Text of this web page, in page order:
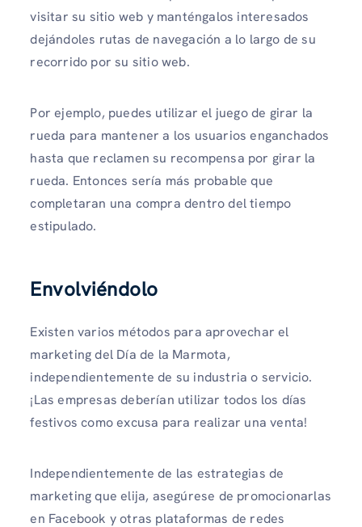
visitar su sitio web y manténgalos interesados ​​
dejándoles rutas de navegación a lo largo de su
recorrido por su sitio web.
Por ejemplo, puedes utilizar el juego de girar la
rueda para mantener a los usuarios enganchados
hasta que reclamen su recompensa por girar la
rueda. Entonces sería más probable que
completaran una compra dentro del tiempo
estipulado.
Envolviéndolo
Existen varios métodos para aprovechar el
marketing del Día de la Marmota,
independientemente de su industria o servicio.
¡Las empresas deberían utilizar todos los días
festivos como excusa para realizar una venta!
Independientemente de las estrategias de
marketing que elija, asegúrese de promocionarlas
en Facebook y otras plataformas de redes